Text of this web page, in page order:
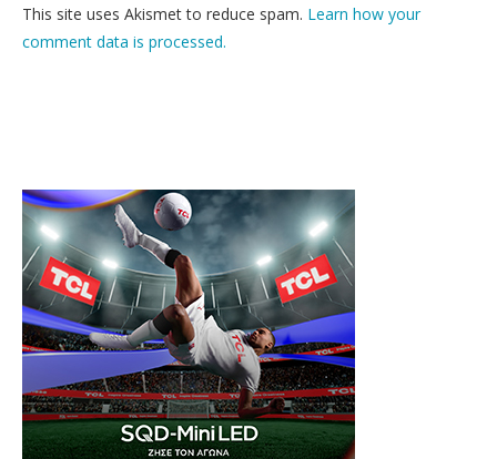
This site uses Akismet to reduce spam. Learn how your
comment data is processed.